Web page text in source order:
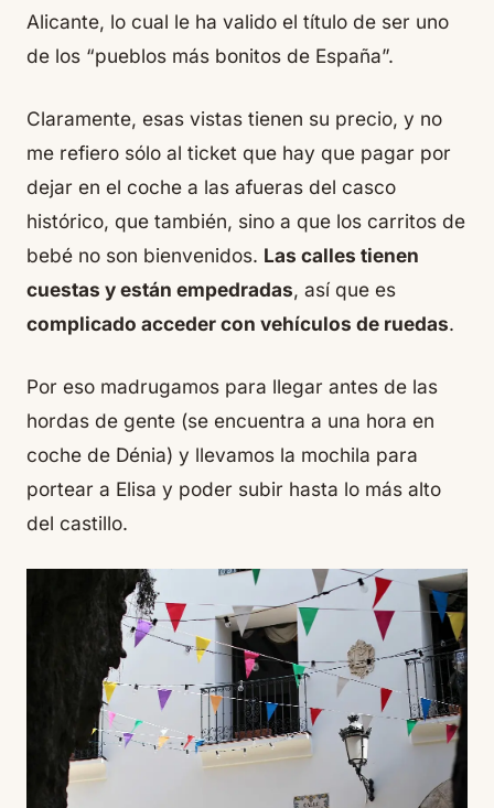
Alicante, lo cual le ha valido el título de ser uno
de los “pueblos más bonitos de España”.
Claramente, esas vistas tienen su precio, y no
me refiero sólo al ticket que hay que pagar por
dejar en el coche a las afueras del casco
histórico, que también, sino a que los carritos de
bebé no son bienvenidos. Las calles tienen
cuestas y están empedradas, así que es
complicado acceder con vehículos de ruedas.
Por eso madrugamos para llegar antes de las
hordas de gente (se encuentra a una hora en
coche de Dénia) y llevamos la mochila para
portear a Elisa y poder subir hasta lo más alto
del castillo.